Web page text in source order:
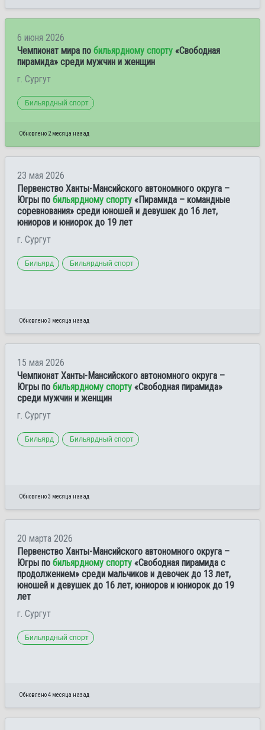
6 июня 2026
Чемпионат мира по бильярдному спорту «Свободная
пирамида» среди мужчин и женщин
г. Сургут
Бильярдный спорт
Обновлено 2 месяца назад
23 мая 2026
Первенство Ханты-Мансийского автономного округа –
Югры по бильярдному спорту «Пирамида – командные
соревнования» среди юношей и девушек до 16 лет,
юниоров и юниорок до 19 лет
г. Сургут
Бильярд Бильярдный спорт
Обновлено 3 месяца назад
15 мая 2026
Чемпионат Ханты-Мансийского автономного округа –
Югры по бильярдному спорту «Свободная пирамида»
среди мужчин и женщин
г. Сургут
Бильярд Бильярдный спорт
Обновлено 3 месяца назад
20 марта 2026
Первенство Ханты-Мансийского автономного округа –
Югры по бильярдному спорту «Свободная пирамида с
продолжением» среди мальчиков и девочек до 13 лет,
юношей и девушек до 16 лет, юниоров и юниорок до 19
лет
г. Сургут
Бильярдный спорт
Обновлено 4 месяца назад